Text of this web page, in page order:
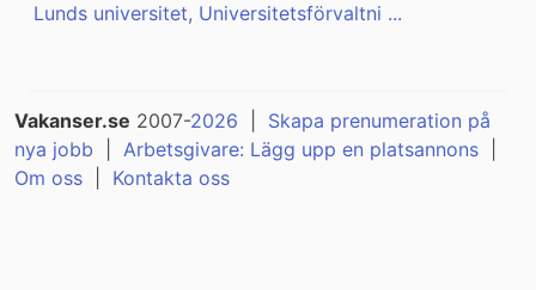
Lunds universitet, Universitetsförvaltni ...
Vakanser.se 2007-2026
Skapa prenumeration på
nya jobb
Arbetsgivare: Lägg upp en platsannons
Om oss
Kontakta oss